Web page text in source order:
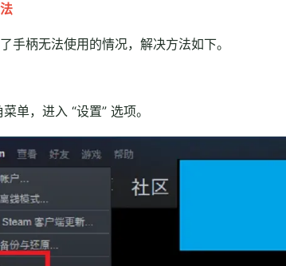
手柄无法使用的情况，解决方法如下。
单，进入 “设置” 选项。